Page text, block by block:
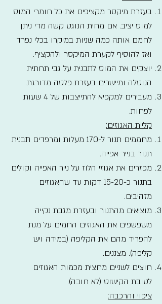
בעזרת מיקסר מקציפים את כל חומרי המוס
למוס יציב. אם מחית הנוגט קשה מדי ניתן
לחמם אותה כמה שניות במיקרו בכלי נפרד
ואז להוסיף לקערת המיקסר ולהקציף.
יוצקים את המוס לתבנית על גבי תחתית
הנוטלה ומיישרים בעזרת פלטה מדורגת.
מעבירים למקפיא להתייצבות של 4 שעות
לפחות.
קליית האגוזים:
מחממים תנור ל-170 מעלות ומרפדים תבנית
תנור בנייר אפייה.
מפזרים את אגוזי הלוז על נייר האפייה וקולים
בתנור כ-15-20 דקות עד שהאגוזים
מזהיבים.
מוציאים מהתנור ובעזרת מגבת נקייה
משפשפים את האגוזים החמים על מנת
להפריד מהם את הקליפה (במידה ויש
קליפה). מצננים.
חוצים לשניים מחצית מכמות האגוזים
לטובת הקישוט (לא חובה).
ציפוי והרכבה: